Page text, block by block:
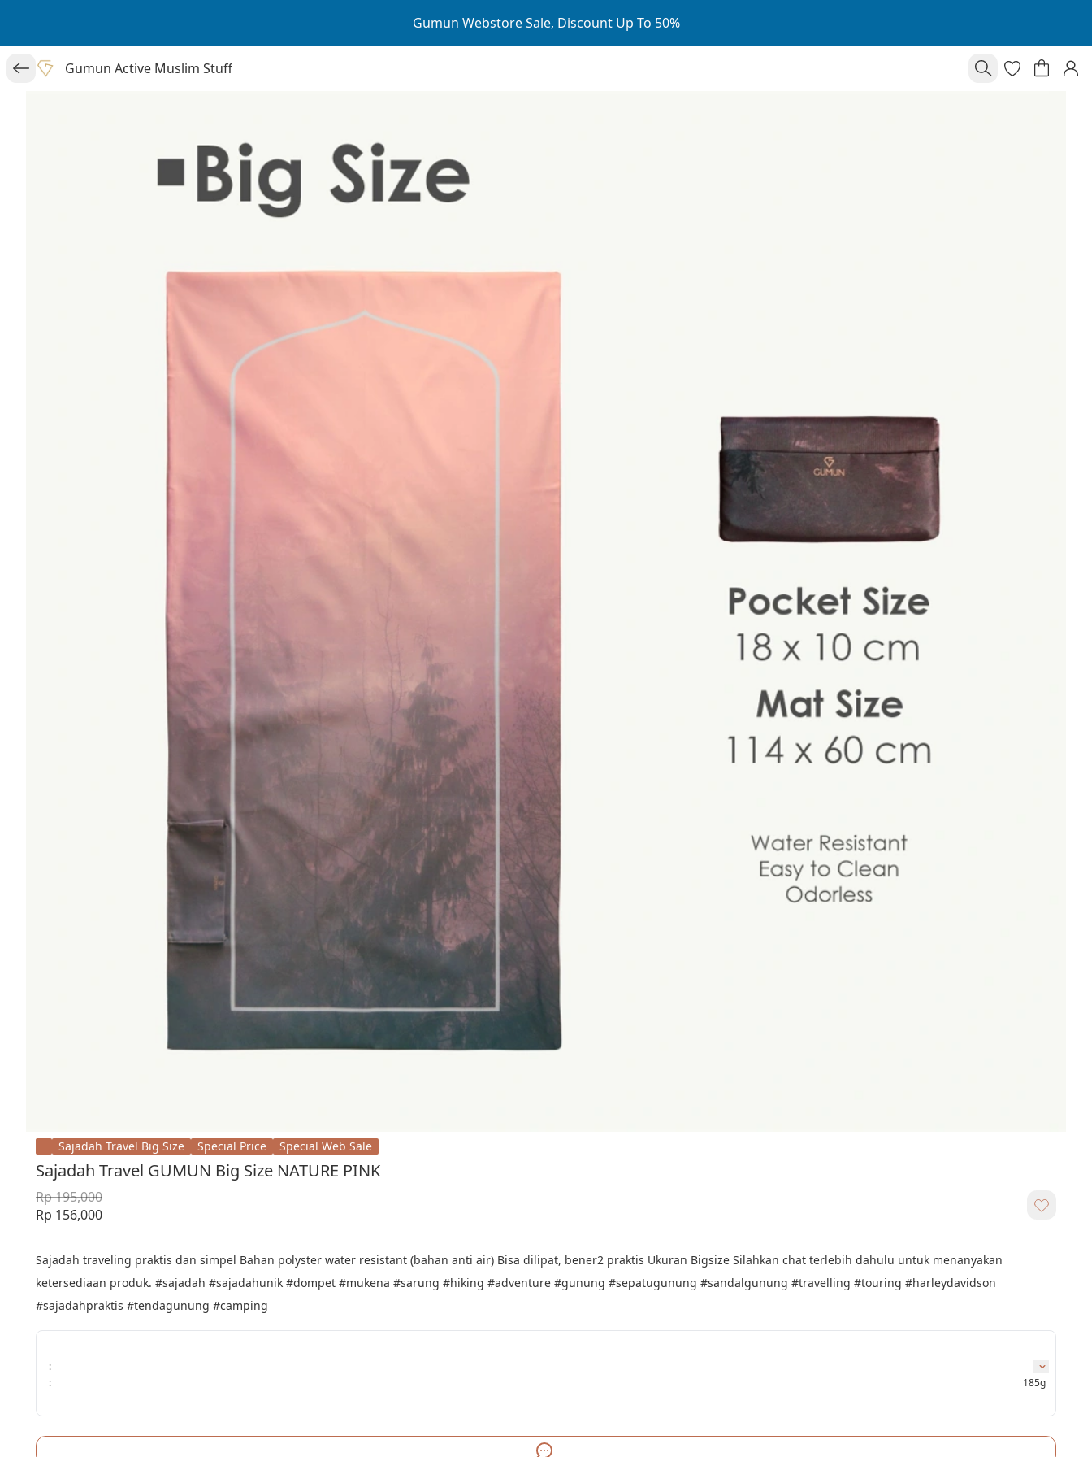
Gumun Webstore Sale, Discount Up To 50%
Gumun Active Muslim Stuff
Sajadah Travel Big Size Special Price Special Web Sale
Sajadah Travel GUMUN Big Size NATURE PINK
Rp 195,000
Rp 156,000
Sajadah traveling praktis dan simpel Bahan polyster water resistant (bahan anti air) Bisa dilipat, bener2 praktis Ukuran Bigsize Silahkan chat terlebih dahulu untuk menanyakan
ketersediaan produk. #sajadah #sajadahunik #dompet #mukena #sarung #hiking #adventure #gunung #sepatugunung #sandalgunung #travelling #touring #harleydavidson
#sajadahpraktis #tendagunung #camping
:
:
185g